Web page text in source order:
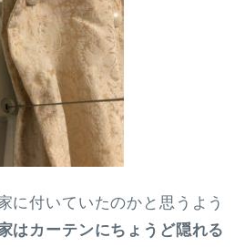
に付いていたのかと思うよう
はカーテンにちょうど隠れる